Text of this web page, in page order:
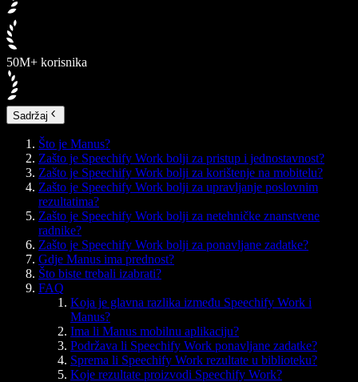
50M+ korisnika
Sadržaj
Što je Manus?
Zašto je Speechify Work bolji za pristup i jednostavnost?
Zašto je Speechify Work bolji za korištenje na mobitelu?
Zašto je Speechify Work bolji za upravljanje poslovnim
rezultatima?
Zašto je Speechify Work bolji za netehničke znanstvene
radnike?
Zašto je Speechify Work bolji za ponavljane zadatke?
Gdje Manus ima prednost?
Što biste trebali izabrati?
FAQ
Koja je glavna razlika između Speechify Work i
Manus?
Ima li Manus mobilnu aplikaciju?
Podržava li Speechify Work ponavljane zadatke?
Sprema li Speechify Work rezultate u biblioteku?
Koje rezultate proizvodi Speechify Work?